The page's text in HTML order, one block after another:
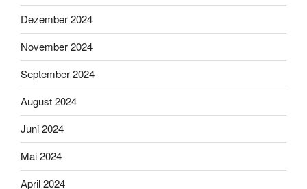
Dezember 2024
November 2024
September 2024
August 2024
Juni 2024
Mai 2024
April 2024